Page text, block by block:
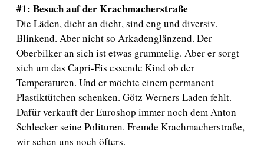
#1: Besuch auf der Krachmacherstraße
Die Läden, dicht an dicht, sind eng und diversiv.
Blinkend. Aber nicht so Arkadenglänzend. Der
Oberbilker an sich ist etwas grummelig. Aber er sorgt
sich um das Capri-Eis essende Kind ob der
Temperaturen. Und er möchte einem permanent
Plastiktütchen schenken. Götz Werners Laden fehlt.
Dafür verkauft der Euroshop immer noch dem Anton
Schlecker seine Polituren. Fremde Krachmacherstraße,
wir sehen uns noch öfters.